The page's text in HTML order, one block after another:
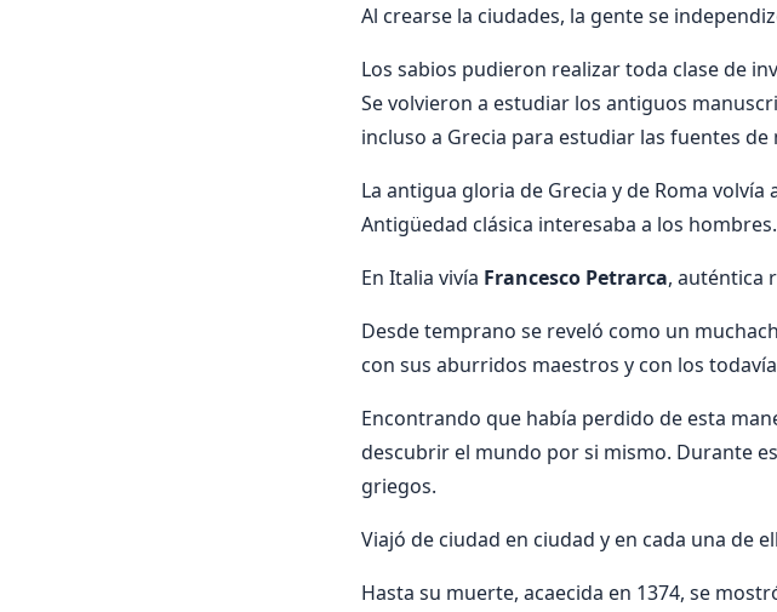
Al crearse la ciudades, la gente se
Los sabios pudieron realizar toda clase de
Se volvieron a estudiar los antiguos
incluso a Grecia para estudiar las fuentes de
La antigua gloria de Grecia y de Roma
Antigüedad clásica interesaba a los hombres.
En Italia vivía Francesco Petrarca, auténtica
Desde temprano se reveló como un
con sus aburridos maestros y con los
Encontrando que había perdido de esta
descubrir el mundo por si mismo. Durante
griegos.
Viajó de ciudad en ciudad y en cada una de
Hasta su muerte, acaecida en 1374, se